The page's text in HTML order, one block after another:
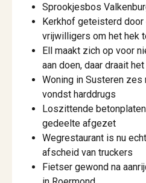
Sprookjesbos
Kerkhof geteisterd
vrijwilligers om het hek
Ell maakt zich op voor
aan doen, daar draait het
Woning in Susteren zes
vondst harddrugs
Loszittende
gedeelte afgezet
Wegrestaurant is nu
afscheid van truckers
Fietser gewond na